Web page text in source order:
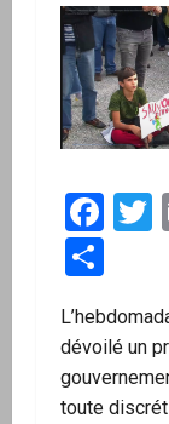
dévoilé un
toute